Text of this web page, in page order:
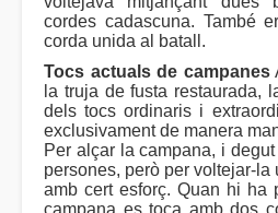
cordes cadascuna. També
corda unida al batall.
Tocs actuals de campanes
la truja de fusta restaurada,
dels tocs ordinaris i
exclusivament de manera
Per alçar la campana, i
persones, però per voltejar-la
amb cert esforç. Quan hi ha